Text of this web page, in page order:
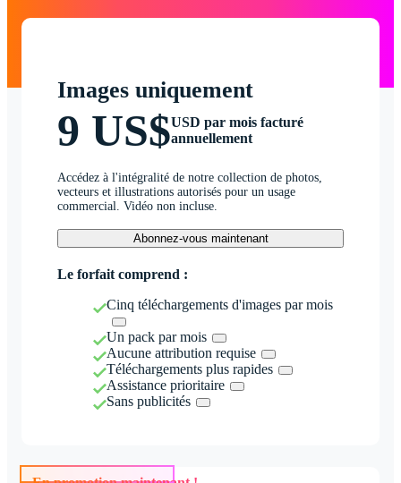
Images uniquement
9 US$USD par mois facturé
annuellement
Accédez à l'intégralité de notre collection de photos,
vecteurs et illustrations autorisés pour un usage
commercial. Vidéo non incluse.
Abonnez-vous maintenant
Le forfait comprend :
Cinq téléchargements d'images par mois
Un pack par mois
Aucune attribution requise
Téléchargements plus rapides
Assistance prioritaire
Sans publicités
En promotion maintenant !